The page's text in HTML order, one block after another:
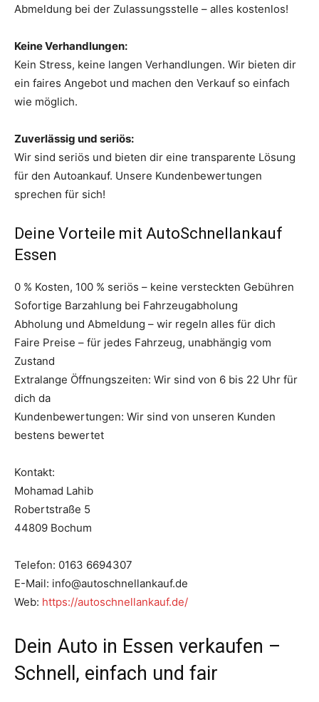
Abmeldung bei der Zulassungsstelle – alles kostenlos!
Keine Verhandlungen:
Kein Stress, keine langen Verhandlungen. Wir bieten dir
ein faires Angebot und machen den Verkauf so einfach
wie möglich.
Zuverlässig und seriös:
Wir sind seriös und bieten dir eine transparente Lösung
für den Autoankauf. Unsere Kundenbewertungen
sprechen für sich!
Deine Vorteile mit AutoSchnellankauf
Essen
0 % Kosten, 100 % seriös – keine versteckten Gebühren
Sofortige Barzahlung bei Fahrzeugabholung
Abholung und Abmeldung – wir regeln alles für dich
Faire Preise – für jedes Fahrzeug, unabhängig vom
Zustand
Extralange Öffnungszeiten: Wir sind von 6 bis 22 Uhr für
dich da
Kundenbewertungen: Wir sind von unseren Kunden
bestens bewertet
Kontakt:
Mohamad Lahib
Robertstraße 5
44809 Bochum
Telefon: 0163 6694307
E-Mail: info@autoschnellankauf.de
Web: https://autoschnellankauf.de/
Dein Auto in Essen verkaufen –
Schnell, einfach und fair